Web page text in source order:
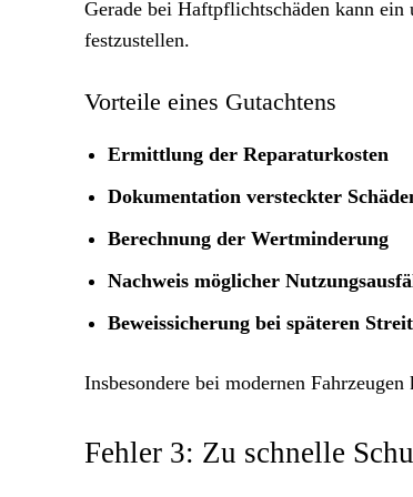
Gerade bei Haftpflichtschäden kann ein
festzustellen.
Vorteile eines Gutachtens
Ermittlung der Reparaturkosten
Dokumentation versteckter
Berechnung der Wertminderung
Nachweis möglicher
Beweissicherung bei späteren
Insbesondere bei modernen
Fehler 3: Zu schnelle